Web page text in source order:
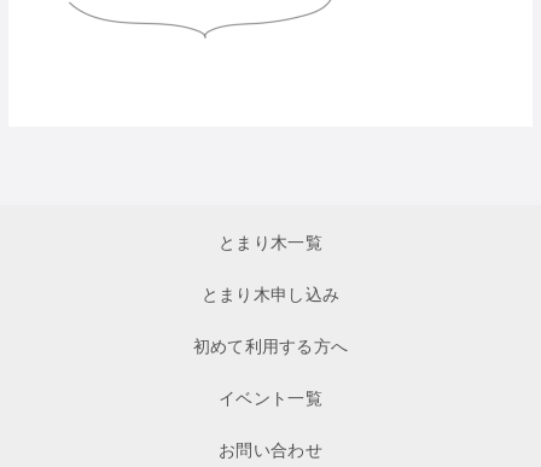
とまり木一覧
とまり木申し込み
初めて利用する方へ
イベント一覧
お問い合わせ